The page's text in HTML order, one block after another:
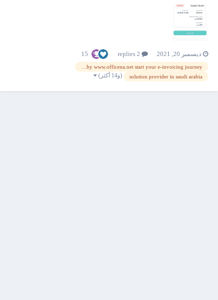
becomes an authorized e-invoicing solution provider in Saudi Arabia...
ديسمبر 20, 2021 15
solution provider in saudi arabia
(و14 أكثر)